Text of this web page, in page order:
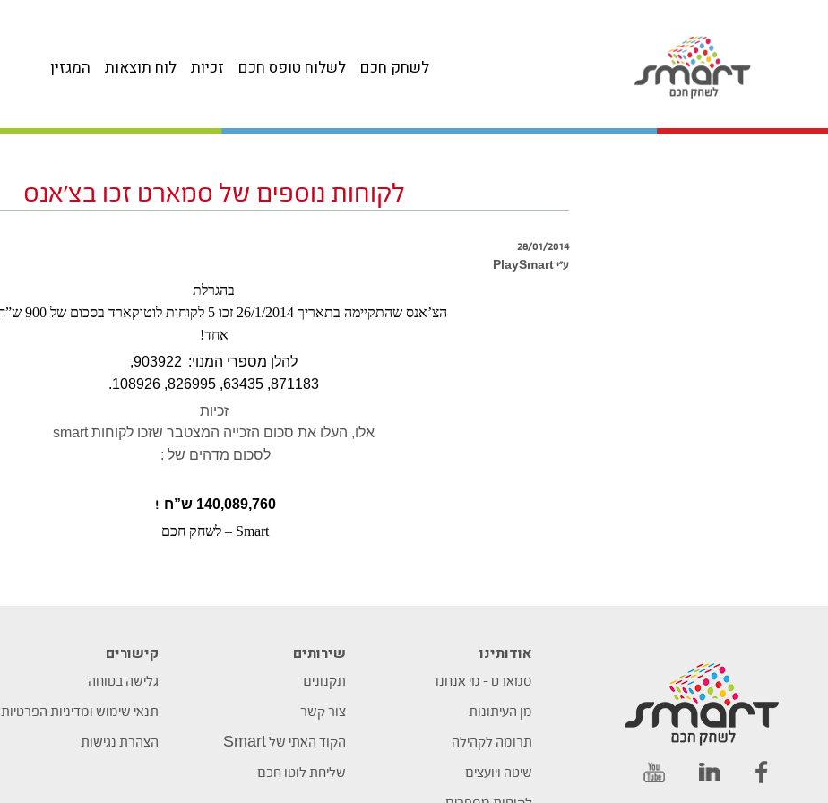
המגזין לוח תוצאות זכיות לשלוח טופס חכם לשחק חכם
לקוחות נוספים של סמארט זכו בצ’אנס
28/01/2014
ע״י PlaySmart
בהגרלת
הצ’אנס שהתקיימה בתאריך 26/1/2014 זכו 5 לקוחות לוטוקארד בסכום של 900 ש”ח כל
אחד!
להלן מספרי המנוי: 903922,
871183, 63435, 826995, 108926.
זכיות
אלו, העלו את סכום הזכייה המצטבר שזכו לקוחותsmart
לסכום מדהים של :
140,089,760 ש”ח !
Smart – לשחק חכם
אודותינו
סמארט – מי אנחנו
מן העיתונות
תרומה לקהילה
שיטה ויועצים
שירותים
תקנונים
צור קשר
הקוד האתי של Smart
שליחת לוטו חכם
קישורים
גלישה בטוחה
תנאי שימוש ומדיניות הפרטיות
הצהרת נגישות